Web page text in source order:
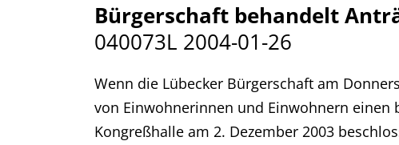
Bürgerschaft behandelt
040073L 2004-01-26
Wenn die Lübecker Bürgerschaft am
von Einwohnerinnen und Einwohnern
Kongreßhalle am 2. Dezember 2003